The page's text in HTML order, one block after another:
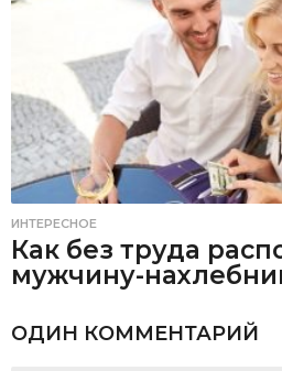
ИНТЕРЕСНОЕ
Как без труда
мужчину-
ОДИН КОММЕНТАРИЙ